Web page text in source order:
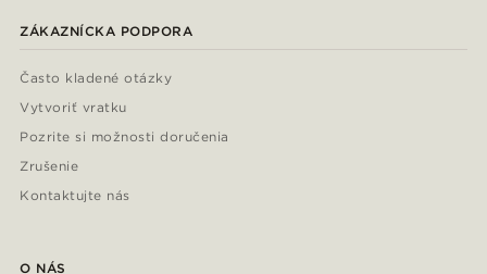
ZÁKAZNÍCKA PODPORA
Často kladené otázky
Vytvoriť vratku
Pozrite si možnosti doručenia
Zrušenie
Kontaktujte nás
O NÁS